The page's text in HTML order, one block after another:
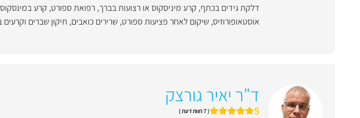
דלקת גידים בכתף, קרע מיניסקוס או רצועות בברך, רפואת ספורט, קרע
אוסטאופורוזיס, שיקום לאחר פציעות ספורט, שרירים כואבים, תיקון שברים וקרעים
ד"ר יאיר גורצק
5 ( 7 חוות דעת )